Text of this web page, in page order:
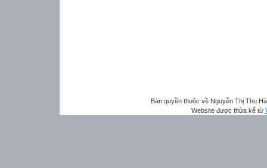
Bản quyền thuộc về Nguyễn Thị Thu
Website được thừa kế từ